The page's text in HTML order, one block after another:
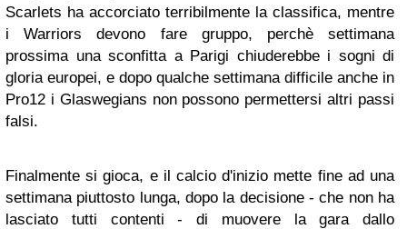
Scarlets ha accorciato terribilmente la classifica, mentre
i Warriors devono fare gruppo, perchè settimana
prossima una sconfitta a Parigi chiuderebbe i sogni di
gloria europei, e dopo qualche settimana difficile anche in
Pro12 i Glaswegians non possono permettersi altri passi
falsi.
Finalmente si gioca, e il calcio d'inizio mette fine ad una
settimana piuttosto lunga, dopo la decisione - che non ha
lasciato tutti contenti - di muovere la gara dallo